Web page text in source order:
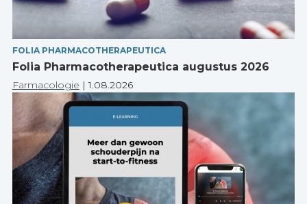
FOLIA PHARMACOTHERAPEUTICA
Folia Pharmacotherapeutica augustus 2026
Farmacologie |1.08.2026